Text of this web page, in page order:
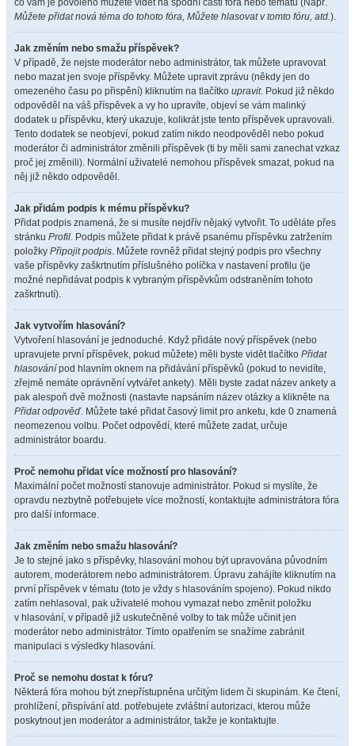
co vám je povoleno můžete vidět na spodní části fóra nebo tématu (Např.
Můžete přidat nová téma do tohoto fóra, Můžete hlasovat v tomto fóru, atd.).
Jak změním nebo smažu příspěvek?
V případě, že nejste moderátor nebo administrátor, tak můžete upravovat
nebo mazat jen svoje příspěvky. Můžete upravit zprávu (někdy jen do
omezeného času po přispění) kliknutím na tlačítko upravit. Pokud již někdo
odpověděl na váš příspěvek a vy ho upravíte, objeví se vám malinký
dodatek u příspěvku, který ukazuje, kolikrát jste tento příspěvek upravovali.
Tento dodatek se neobjeví, pokud zatím nikdo neodpověděl nebo pokud
moderátor či administrátor změnili příspěvek (ti by měli sami zanechat vzkaz
proč jej změnili). Normální uživatelé nemohou příspěvek smazat, pokud na
něj již někdo odpověděl.
Jak přidám podpis k mému příspěvku?
Přidat podpis znamená, že si musíte nejdřív nějaký vytvořit. To uděláte přes
stránku Profil. Podpis můžete přidat k právě psanému příspěvku zatržením
položky Připojit podpis. Můžete rovněž přidat stejný podpis pro všechny
vaše příspěvky zaškrtnutím příslušného políčka v nastavení profilu (je
možné nepřidávat podpis k vybraným příspěvkům odstraněním tohoto
zaškrtnutí).
Jak vytvořím hlasování?
Vytvoření hlasování je jednoduché. Když přidáte nový příspěvek (nebo
upravujete první příspěvek, pokud můžete) měli byste vidět tlačítko Přidat
hlasování pod hlavním oknem na přidávání příspěvků (pokud to nevidíte,
zřejmě nemáte oprávnění vytvářet ankety). Měli byste zadat název ankety a
pak alespoň dvě možnosti (nastavte napsáním název otázky a klikněte na
Přidat odpověď. Můžete také přidat časový limit pro anketu, kde 0 znamená
neomezenou volbu. Počet odpovědí, které můžete zadat, určuje
administrátor boardu.
Proč nemohu přidat více možností pro hlasování?
Maximální počet možností stanovuje administrátor. Pokud si myslíte, že
opravdu nezbytně potřebujete více možností, kontaktujte administrátora fóra
pro další informace.
Jak změním nebo smažu hlasování?
Je to stejné jako s příspěvky, hlasování mohou být upravována původním
autorem, moderátorem nebo administrátorem. Úpravu zahájíte kliknutím na
první příspěvek v tématu (toto je vždy s hlasováním spojeno). Pokud nikdo
zatím nehlasoval, pak uživatelé mohou vymazat nebo změnit položku
v hlasování, v případě již uskutečněné volby to tak může učinit jen
moderátor nebo administrátor. Tímto opatřením se snažíme zabránit
manipulaci s výsledky hlasování.
Proč se nemohu dostat k fóru?
Některá fóra mohou být znepřístupněna určitým lidem či skupinám. Ke čtení,
prohlížení, přispívání atd. potřebujete zvláštní autorizaci, kterou může
poskytnout jen moderátor a administrátor, takže je kontaktujte.